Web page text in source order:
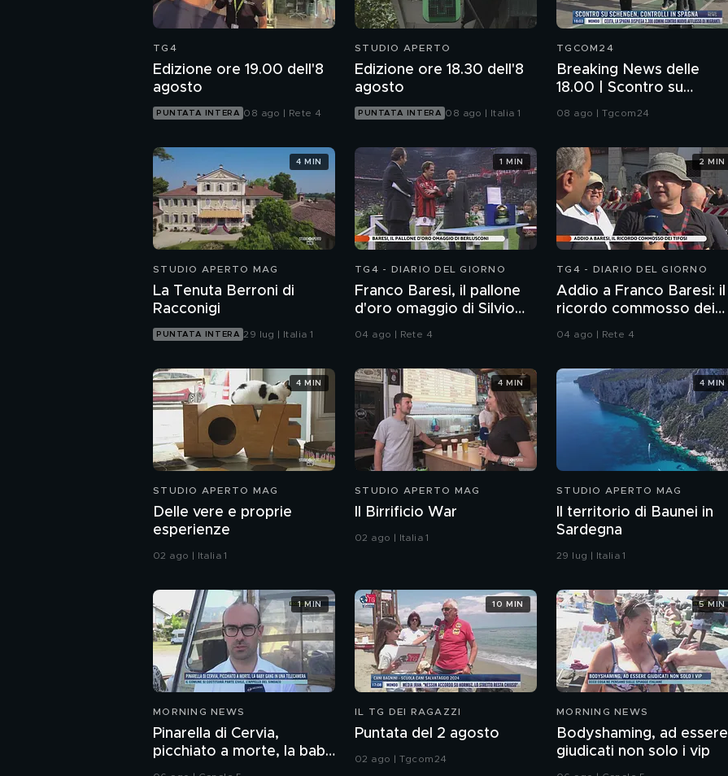
TG4
Edizione ore 19.00 dell'8
agosto
PUNTATA INTERA 08 ago | Rete 4
STUDIO APERTO
Edizione ore 18.30 dell'8
agosto
PUNTATA INTERA 08 ago | Italia 1
TGCOM24
Breaking News delle
18.00 | Scontro su
Schengen, controlli in
08 ago | Tgcom24
STUDIO APERTO MAG
La Tenuta Berroni di
Racconigi
PUNTATA INTERA 29 lug | Italia 1
4 MIN
TG4 - DIARIO DEL GIORNO
Franco Baresi, il pallone
d'oro omaggio di Silvio
Berlusconi
04 ago | Rete 4
1 MIN
TG4 - DIARIO DEL GIORNO
Addio a Franco Baresi: il
ricordo commosso dei
04 ago | Rete 4
2 MIN
STUDIO APERTO MAG
Delle vere e proprie
esperienze
02 ago | Italia 1
4 MIN
STUDIO APERTO MAG
Il Birrificio War
02 ago | Italia 1
4 MIN
STUDIO APERTO MAG
Il territorio di Baunei in
Sardegna
29 lug | Italia 1
4 MIN
MORNING NEWS
Pinarella di Cervia,
picchiato a morte, la baby
gang in una telecamera
1 MIN
IL TG DEI RAGAZZI
Puntata del 2 agosto
02 ago | Tgcom24
10 MIN
MORNING NEWS
Bodyshaming, ad essere
giudicati non solo i vip
5 MIN